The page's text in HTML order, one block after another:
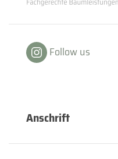
Follow us
Anschrift